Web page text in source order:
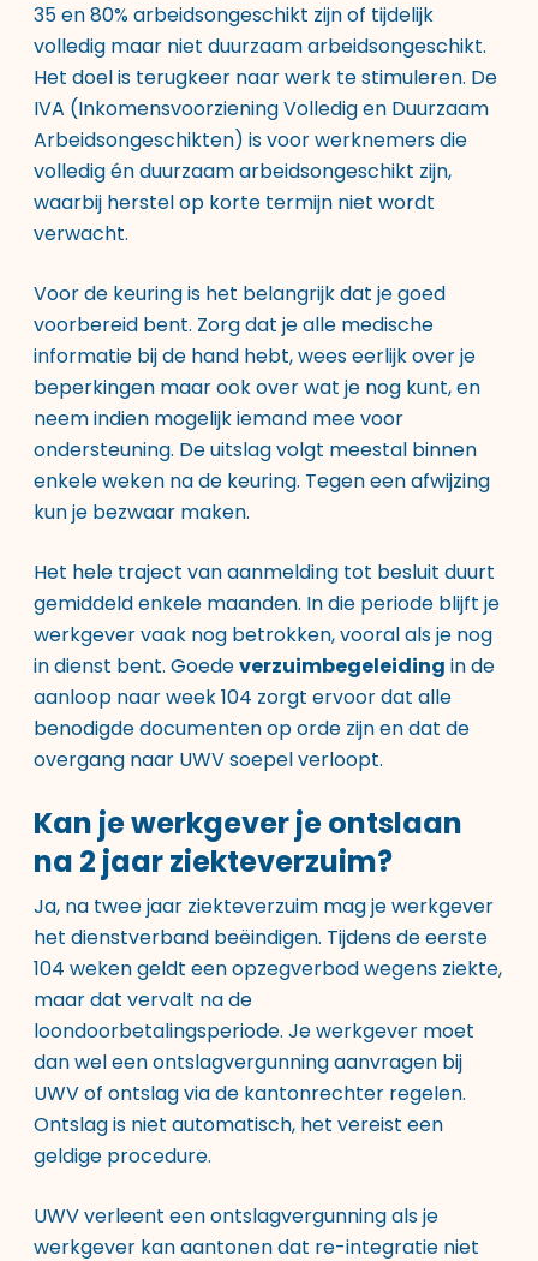
35 en 80% arbeidsongeschikt zijn of tijdelijk
volledig maar niet duurzaam arbeidsongeschikt.
Het doel is terugkeer naar werk te stimuleren. De
IVA (Inkomensvoorziening Volledig en Duurzaam
Arbeidsongeschikten) is voor werknemers die
volledig én duurzaam arbeidsongeschikt zijn,
waarbij herstel op korte termijn niet wordt
verwacht.
Voor de keuring is het belangrijk dat je goed
voorbereid bent. Zorg dat je alle medische
informatie bij de hand hebt, wees eerlijk over je
beperkingen maar ook over wat je nog kunt, en
neem indien mogelijk iemand mee voor
ondersteuning. De uitslag volgt meestal binnen
enkele weken na de keuring. Tegen een afwijzing
kun je bezwaar maken.
Het hele traject van aanmelding tot besluit duurt
gemiddeld enkele maanden. In die periode blijft je
werkgever vaak nog betrokken, vooral als je nog
in dienst bent. Goedeverzuimbegeleiding in de
aanloop naar week 104 zorgt ervoor dat alle
benodigde documenten op orde zijn en dat de
overgang naar UWV soepel verloopt.
Kan je werkgever je ontslaan
na 2 jaar ziekteverzuim?
Ja, na twee jaar ziekteverzuim mag je werkgever
het dienstverband beëindigen. Tijdens de eerste
104 weken geldt een opzegverbod wegens ziekte,
maar dat vervalt na de
loondoorbetalingsperiode. Je werkgever moet
dan wel een ontslagvergunning aanvragen bij
UWV of ontslag via de kantonrechter regelen.
Ontslag is niet automatisch, het vereist een
geldige procedure.
UWV verleent een ontslagvergunning als je
werkgever kan aantonen dat re-integratie niet